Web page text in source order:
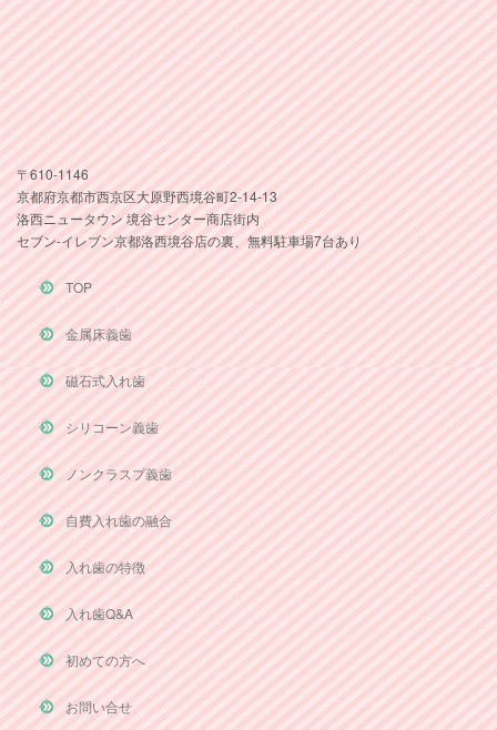
〒610-1146
京都府京都市西京区大原野西境谷町2-14-13
洛西ニュータウン 境谷センター商店街内
セブン-イレブン京都洛西境谷店の裏、無料駐車場7台あり
TOP
金属床義歯
磁石式入れ歯
シリコーン義歯
ノンクラスプ義歯
自費入れ歯の融合
入れ歯の特徴
入れ歯Q&A
初めての方へ
お問い合せ